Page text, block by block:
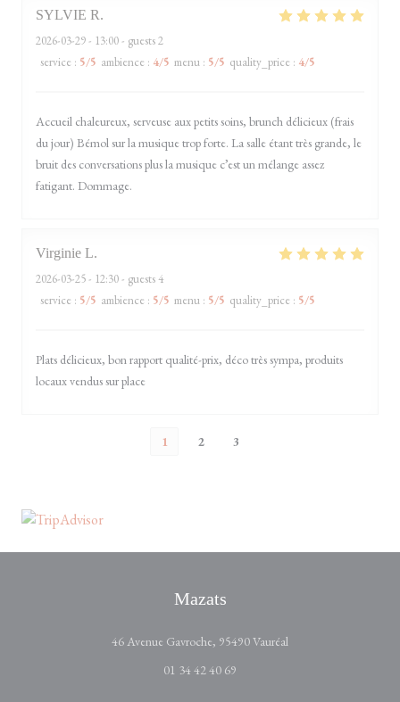
SYLVIE R
2026-03-29- 13:00 - guests 2
service : 5/5 ambience : 4/5 menu : 5/5 quality_price : 4/5
Accueil chaleureux, serveuse aux petits soins, brunch délicieux (frais
du jour) Bémol sur la musique trop forte. La salle étant très grande, le
bruit des conversations plus la musique c’est un mélange assez
fatigant. Dommage.
Virginie L
2026-03-25- 12:30 - guests 4
service : 5/5 ambience : 5/5 menu : 5/5 quality_price : 5/5
Plats délicieux, bon rapport qualité-prix, déco très sympa, produits
locaux vendus sur place
1 2 3
Mazats
46 Avenue Gavroche, 95490 Vauréal
01 34 42 40 69